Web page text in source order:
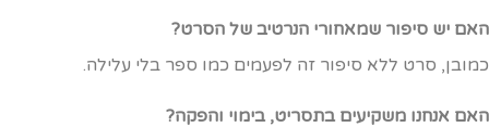
יש סיפור שמאחורי הנרטיב של הסרט?
סרט ללא סיפור זה לפעמים כמו ספר בלי עלילה.
אנחנו משקיעים בתסריט, בימוי והפקה?